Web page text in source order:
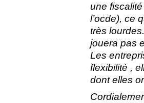
une
l’ocde), ce
très
jouera pas
Les
flexibilité ,
dont elles